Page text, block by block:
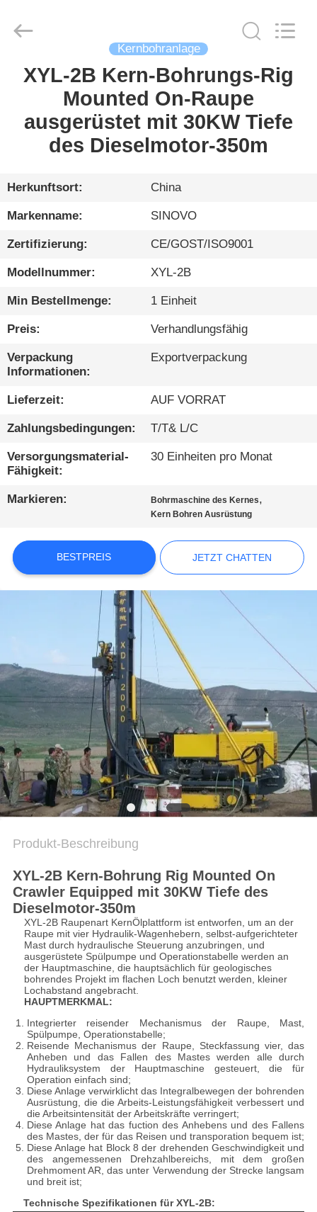
HAUS
PRODUKTE
SHOW
UNS
FABRIK-
AUSFLUG
QUALITÄTSKONTROLLE
SIE
MIT
UNS
IN
JETZT
CHATTEN
COMPANY
NEWS
SITEMAP
DATENSCHUTZERKLÄRUNG
Heavy
Industry
Reserved.
Kernbohranlage
XYL-2B Kern-Bohrungs-Rig
Mounted On-Raupe
ausgerüstet mit 30KW Tiefe
des Dieselmotor-350m
Herkunftsort: China
Markenname: SINOVO
Zertifizierung: CE/GOST/ISO9001
Modellnummer: XYL-2B
Min Bestellmenge: 1 Einheit
Preis: Verhandlungsfähig
Verpackung
Informationen:
Exportverpackung
Lieferzeit: AUF VORRAT
Zahlungsbedingungen: T/T& L/C
Versorgungsmaterial-
Fähigkeit:
30 Einheiten pro Monat
Markieren: Bohrmaschine des Kernes,
Kern Bohren Ausrüstung
BESTPREIS JETZT CHATTEN
Produkt-Beschreibung
XYL-2B Kern-Bohrung Rig Mounted On
Crawler Equipped mit 30KW Tiefe des
Dieselmotor-350m
XYL-2B Raupenart KernÖlplattform ist entworfen, um an der
Raupe mit vier Hydraulik-Wagenhebern, selbst-aufgerichteter
Mast durch hydraulische Steuerung anzubringen, und
ausgerüstete Spülpumpe und Operationstabelle werden an
der Hauptmaschine, die hauptsächlich für geologisches
bohrendes Projekt im flachen Loch benutzt werden, kleiner
Lochabstand angebracht.
HAUPTMERKMAL:
Integrierter reisender Mechanismus der Raupe, Mast,
Spülpumpe, Operationstabelle;
Reisende Mechanismus der Raupe, Steckfassung vier, das
Anheben und das Fallen des Mastes werden alle durch
Hydrauliksystem der Hauptmaschine gesteuert, die für
Operation einfach sind;
Diese Anlage verwirklicht das Integralbewegen der bohrenden
Ausrüstung, die die Arbeits-Leistungsfähigkeit verbessert und
die Arbeitsintensität der Arbeitskräfte verringert;
Diese Anlage hat das fuction des Anhebens und des Fallens
des Mastes, der für das Reisen und transporation bequem ist;
Diese Anlage hat Block 8 der drehenden Geschwindigkeit und
des angemessenen Drehzahlbereichs, mit dem großen
Drehmoment AR, das unter Verwendung der Strecke langsam
und breit ist;
Technische Spezifikationen für XYL-2B: